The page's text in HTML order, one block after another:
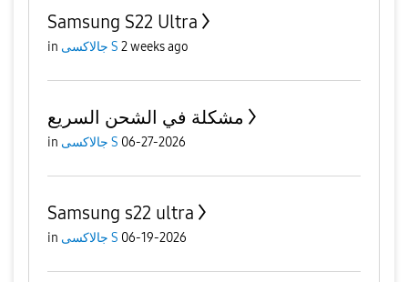
Samsung S22 Ultra
in جالاكسى S 2 weeks ago
مشكلة في الشحن السريع
in جالاكسى S 06-27-2026
Samsung s22 ultra
in جالاكسى S 06-19-2026